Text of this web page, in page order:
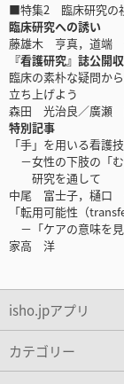
■特集2 臨床研究の
臨床研究への誘い
藤雄木 亨真，道端
『看護研究』誌公開
臨床の素朴な疑問か
立ち上げよう
森田 光治良／廣瀬
特別記事
「手」を用いる看護
－女性の下肢の「
研究を通して
中尾 富士子，樋口
「転用可能性（
－「ケアの意味を
家高 洋
isho.jpアプリ
カテゴリー